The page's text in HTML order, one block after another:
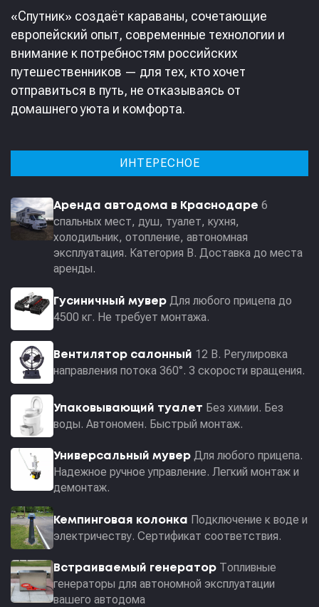
«Спутник» создаёт караваны, сочетающие
европейский опыт, современные технологии и
внимание к потребностям российских
путешественников — для тех, кто хочет
отправиться в путь, не отказываясь от
домашнего уюта и комфорта.
ИНТЕРЕСНОЕ
Аренда автодома в Краснодаре 6
спальных мест, душ, туалет, кухня,
холодильник, отопление, автономная
эксплуатация. Категория В. Доставка до места
аренды.
Гусиничный мувер Для любого прицепа до
4500 кг. Не требует монтажа.
Вентилятор салонный 12 В. Регулировка
направления потока 360°. 3 скорости вращения.
Упаковывающий туалет Без химии. Без
воды. Автономен. Быстрый монтаж.
Универсальный мувер Для любого прицепа.
Надежное ручное управление. Легкий монтаж и
демонтаж.
Кемпинговая колонка Подключение к воде и
электричеству. Сертификат соответствия.
Встраиваемый генератор Топливные
генераторы для автономной эксплуатации
вашего автодома